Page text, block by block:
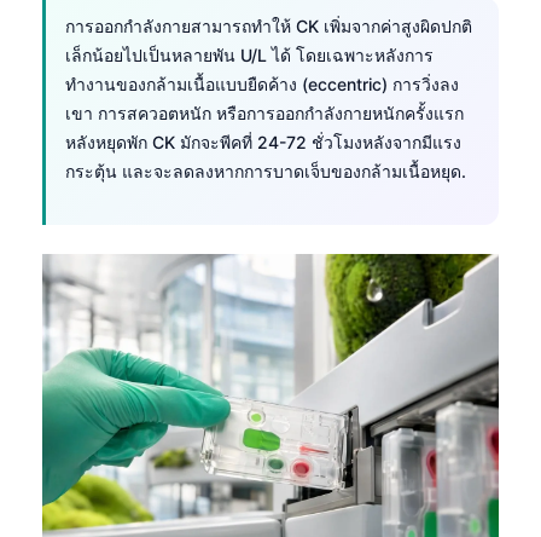
การออกกำลังกายสามารถทำให้ CK เพิ่มจากค่าสูงผิดปกติ
เล็กน้อยไปเป็นหลายพัน U/L ได้ โดยเฉพาะหลังการ
ทำงานของกล้ามเนื้อแบบยืดค้าง (eccentric) การวิ่งลง
เขา การสควอตหนัก หรือการออกกำลังกายหนักครั้งแรก
หลังหยุดพัก CK มักจะพีคที่ 24-72 ชั่วโมงหลังจากมีแรง
กระตุ้น และจะลดลงหากการบาดเจ็บของกล้ามเนื้อหยุด.